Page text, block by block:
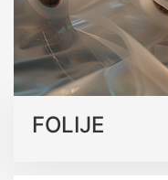
FOLIJE